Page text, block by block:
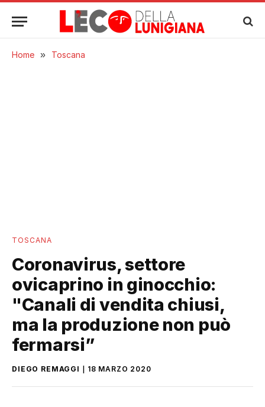
Home » Toscana
TOSCANA
Coronavirus, settore
ovicaprino in ginocchio:
"Canali di vendita chiusi,
ma la produzione non può
fermarsi”
DIEGO REMAGGI 18 MARZO 2020